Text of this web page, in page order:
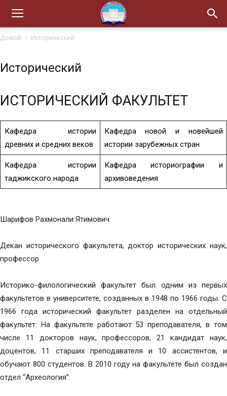
Домой Исторический
Исторический
ИСТОРИЧЕСКИЙ ФАКУЛЬТЕТ
Кафедра истории
древних и средних веков
Кафедра новой и новейшей
истории зарубежных стран
Кафедра истории
таджикского народа
Кафедра историографии и
архивоведения
Шарифов Рахмонали Ятимович
Декан исторического факультета, доктор исторических наук,
профессор
Историко-филологический факультет был одним из первых
факультетов в университете, созданных в 1948 по 1966 годы. С
1966 года исторический факультет разделен на отдельный
факультет. На факультете работают 53 преподавателя, в том
числе 11 докторов наук, профессоров, 21 кандидат наук,
доцентов, 11 старших преподавателя и 10 ассистентов, и
обучают 800 студентов. В 2010 году на факультете был создан
отдел “Археология”.